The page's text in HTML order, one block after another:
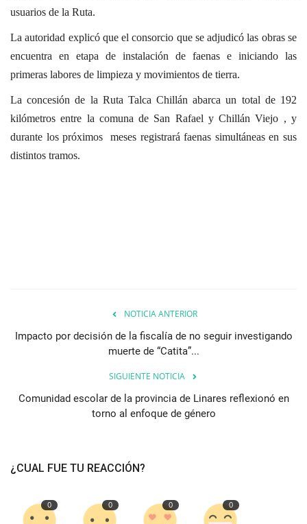
usuarios de la Ruta.
La autoridad explicó que el consorcio que se adjudicó las obras se
encuentra en etapa de instalación de faenas e iniciando las
primeras labores de limpieza y movimientos de tierra.
La concesión de la Ruta Talca Chillán abarca un total de 192
kilómetros entre la comuna de San Rafael y Chillán Viejo , y
durante los próximos meses registrará faenas simultáneas en sus
distintos tramos.
NOTICIA ANTERIOR
Impacto por decisión de la fiscalía de no seguir investigando
muerte de “Catita”...
SIGUIENTE NOTICIA
Comunidad escolar de la provincia de Linares reflexionó en
torno al enfoque de género
¿CUAL FUE TU REACCIÓN?
0 0 0 0